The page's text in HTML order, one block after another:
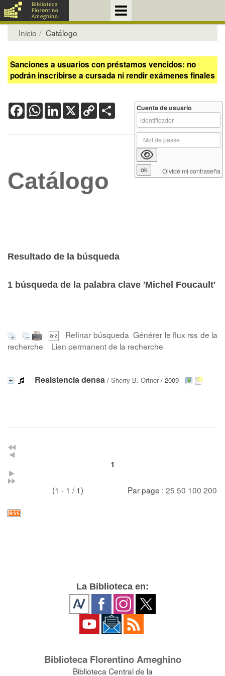
Inicio Catálogo
Sanciones a usuarios con préstamos vencidos: no
podrán inscribirse a cursada ni rendir exámenes finales
FacebookWhatsApp
LinkedIn
X Copy
Link
Catálogo
Resultado de la búsqueda
1 búsqueda de la palabra clave 'Michel Foucault'
Refinar búsqueda Générer le flux rss de la
recherche
Lien permanent de la recherche
Resistencia densa / Sherry B. Ortner/ 2009
1
(1 - 1 / 1) Par page : 25 50 100 200
Cuenta de usuario
Olvidé mi contraseña
La Biblioteca en:
Biblioteca Florentino Ameghino
Biblioteca Central de la